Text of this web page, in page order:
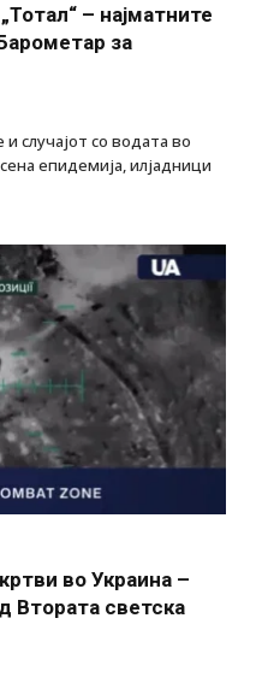
– најматните
за
случајот со водата во
епидемија, илјадници
во Украина –
Втората светска